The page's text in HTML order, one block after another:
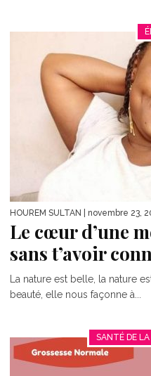
HOUREM SULTAN | novembre 23,
Le cœur d’une
sans t’avoir
La nature est belle, la nature
beauté, elle nous façonne à...
SANTÉ DE